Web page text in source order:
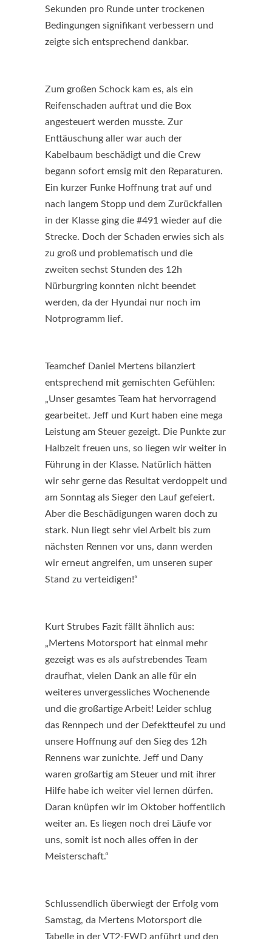
Sekunden pro Runde unter trockenen
Bedingungen signifikant verbessern und
zeigte sich entsprechend dankbar.
Zum großen Schock kam es, als ein
Reifenschaden auftrat und die Box
angesteuert werden musste. Zur
Enttäuschung aller war auch der
Kabelbaum beschädigt und die Crew
begann sofort emsig mit den Reparaturen.
Ein kurzer Funke Hoffnung trat auf und
nach langem Stopp und dem Zurückfallen
in der Klasse ging die #491 wieder auf die
Strecke. Doch der Schaden erwies sich als
zu groß und problematisch und die
zweiten sechst Stunden des 12h
Nürburgring konnten nicht beendet
werden, da der Hyundai nur noch im
Notprogramm lief.
Teamchef Daniel Mertens bilanziert
entsprechend mit gemischten Gefühlen:
„Unser gesamtes Team hat hervorragend
gearbeitet. Jeff und Kurt haben eine mega
Leistung am Steuer gezeigt. Die Punkte zur
Halbzeit freuen uns, so liegen wir weiter in
Führung in der Klasse. Natürlich hätten
wir sehr gerne das Resultat verdoppelt und
am Sonntag als Sieger den Lauf gefeiert.
Aber die Beschädigungen waren doch zu
stark. Nun liegt sehr viel Arbeit bis zum
nächsten Rennen vor uns, dann werden
wir erneut angreifen, um unseren super
Stand zu verteidigen!“
Kurt Strubes Fazit fällt ähnlich aus:
„Mertens Motorsport hat einmal mehr
gezeigt was es als aufstrebendes Team
draufhat, vielen Dank an alle für ein
weiteres unvergessliches Wochenende
und die großartige Arbeit! Leider schlug
das Rennpech und der Defektteufel zu und
unsere Hoffnung auf den Sieg des 12h
Rennens war zunichte. Jeff und Dany
waren großartig am Steuer und mit ihrer
Hilfe habe ich weiter viel lernen dürfen.
Daran knüpfen wir im Oktober hoffentlich
weiter an. Es liegen noch drei Läufe vor
uns, somit ist noch alles offen in der
Meisterschaft.“
Schlussendlich überwiegt der Erfolg vom
Samstag, da Mertens Motorsport die
Tabelle in der VT2-FWD anführt und den